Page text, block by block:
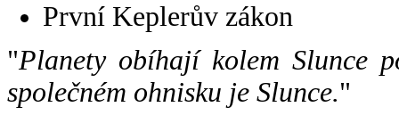
První Keplerův zákon
"Planety obíhají kolem Slunce
společném ohnisku je Slunce."